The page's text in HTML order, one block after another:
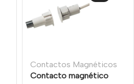
Contactos Magnéticos
Contacto magnético